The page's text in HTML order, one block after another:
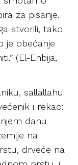
za pisanje.
stvorili, tako
je obećanje
(El-Enbija,
sallallahu
i rekao:
danu
na
drveće na